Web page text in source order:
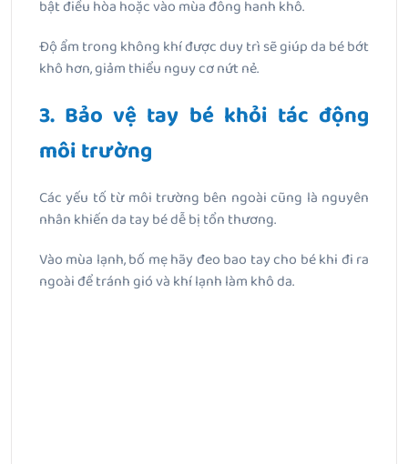
bật điều hòa hoặc vào mùa đông hanh khô.
Độ ẩm trong không khí được duy trì sẽ giúp da bé bớt
khô hơn, giảm thiểu nguy cơ nứt nẻ.
3. Bảo vệ tay bé khỏi tác động
môi trường
Các yếu tố từ môi trường bên ngoài cũng là nguyên
nhân khiến da tay bé dễ bị tổn thương.
Vào mùa lạnh, bố mẹ hãy đeo bao tay cho bé khi đi ra
ngoài để tránh gió và khí lạnh làm khô da.